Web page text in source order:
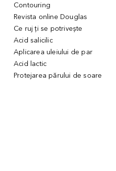
Contouring
Revista online Douglas
Ce ruj ți se potrivește
Acid salicilic
Aplicarea uleiului de par
Acid lactic
Protejarea părului de soare